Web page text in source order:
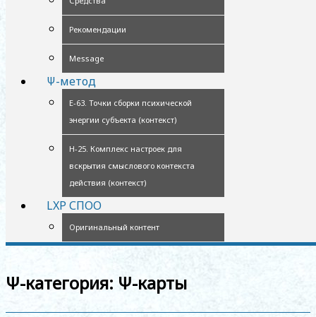
Рекомендации
Message
Ψ-метод
Е-63. Точки сборки психической
энергии субъекта (контекст)
Н-25. Комплекс настроек для
вскрытия смыслового контекста
действия (контекст)
LXP СПОО
Оригинальный контент
Ψ-категория: Ψ-карты